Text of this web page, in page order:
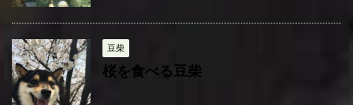
豆柴
桜を食べる豆柴